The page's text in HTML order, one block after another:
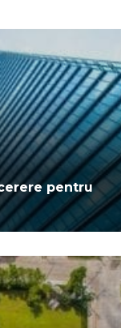
pentru